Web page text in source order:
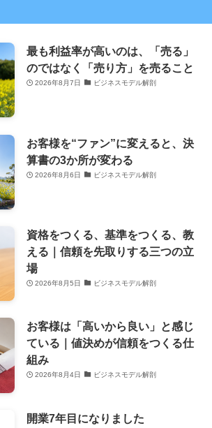
最も利益率が高いのは、「売る」
のではなく「売り方」を売ること
2026年8月7日 ビジネスモデル解剖
お客様を“ファン”に変えると、決
算書の3か所が変わる
2026年8月6日 ビジネスモデル解剖
資格をつくる、基準をつくる、教
える｜信頼を先取りする三つの立
場
2026年8月5日 ビジネスモデル解剖
お客様は「高いから良い」と感じ
ている｜値決めが信頼をつくる仕
組み
2026年8月4日 ビジネスモデル解剖
開業7年目になりました